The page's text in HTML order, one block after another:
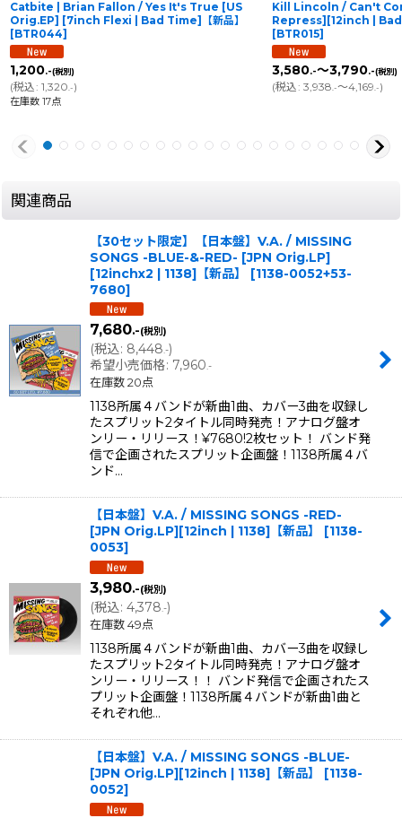
Catbite | Brian Fallon / Yes It's True [US
Orig.EP] [7inch Flexi | Bad Time]【新品】
[BTR044]
1,200.-(税別)
(税込: 1,320 .-)
在庫数 17点
Kill Lincoln / Can't
Repress][12inch | Bad
[BTR015]
3,580.-～3,790.-(税別)
(税込: 3,938 .-～4,169 .-)
関連商品
【30セット限定】【日本盤】V.A. / MISSING
SONGS -BLUE-&-RED- [JPN Orig.LP]
[12inchx2 | 1138]【新品】
[1138-0052+53-
7680]
7,680.-(税別)
(税込: 8,448.-)
希望小売価格: 7,960.-
在庫数 20点
1138所属４バンドが新曲1曲、カバー3曲を収録し
たスプリット2タイトル同時発売！アナログ盤オ
ンリー・リリース！¥7680!2枚セット！ バンド発
信で企画されたスプリット企画盤！1138所属４バ
ンド…
【日本盤】V.A. / MISSING SONGS -RED-
[JPN Orig.LP][12inch | 1138]【新品】
[1138-
0053]
3,980.-(税別)
(税込: 4,378.-)
在庫数 49点
1138所属４バンドが新曲1曲、カバー3曲を収録し
たスプリット2タイトル同時発売！アナログ盤オ
ンリー・リリース！！ バンド発信で企画されたス
プリット企画盤！1138所属４バンドが新曲1曲と
それぞれ他…
【日本盤】V.A. / MISSING SONGS -BLUE-
[JPN Orig.LP][12inch | 1138]【新品】
[1138-
0052]